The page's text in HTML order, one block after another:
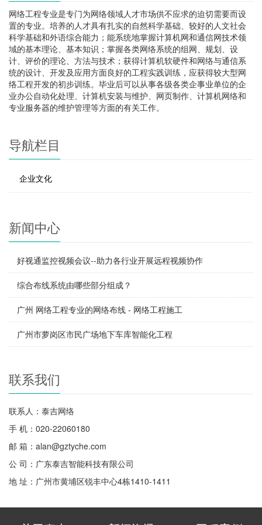
网络工程专业是专门为网络领域人才市场供不应求的迫切需要而设
置的专业。培养的人才具有扎实的自然科学基础、较好的人文社会
科学基础和外语综合能力；能系统地掌握计算机网和通信网技术领
域的基本理论、基本知识；掌握各类网络系统的组网、规划、设
计、评价的理论、方法与技术；获得计算机软硬件和网络与通信系
统的设计、开发及应用方面良好的工程实践训练，应获得较大型网
络工程开发的初步训练。毕业后可以从事各级各类企事业单位的企
业办公自动化处理、计算机安装与维护、网页制作、计算机网络和
专业服务器的维护管理等方面的有关工作。
导航栏目
企业文化
新闻中心
好视通监控视频会议--助力各行业开展远程视频协作
综合布线系统由哪些部分组成？
广州 网络工程专业的网络布线 - 网络工程施工
广州市萝岗区市民广场地下车库智能化工程
联系我们
联系人：泰吉网络
手 机：020-22060180
邮 箱：alan@gztyche.com
公 司：广东泰吉智能科技有限公司
地 址：广州市黄埔区锐丰中心4栋1410-1411